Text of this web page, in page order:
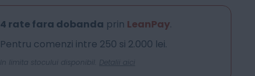
4 rate fara dobanda prin LeanPay.
Pentru comenzi intre 250 si 2.000 lei.
In limita stocului disponibil. Detalii aici